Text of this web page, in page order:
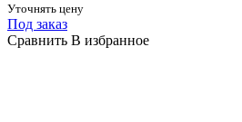
Уточнять цену
Под заказ
Сравнить В избранное